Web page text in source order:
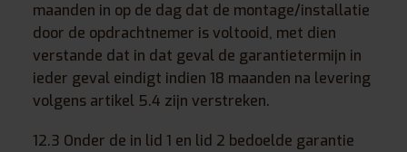
maanden in op de dag dat de montage/installatie
door de opdrachtnemer is voltooid, met dien
verstande dat in dat geval de garantietermijn in
ieder geval eindigt indien 18 maanden na levering
volgens artikel 5.4 zijn verstreken.
12.3 Onder de in lid 1 en lid 2 bedoelde garantie